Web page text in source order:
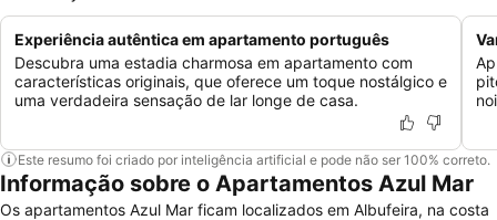
Experiência autêntica em apartamento português
Descubra uma estadia charmosa em apartamento com
características originais, que oferece um toque nostálgico e
uma verdadeira sensação de lar longe de casa.
Este resumo foi criado por inteligência artificial e pode não ser 100% correto.
Informação sobre o Apartamentos Azul Mar
Os apartamentos Azul Mar ficam localizados em Albufeira, na costa